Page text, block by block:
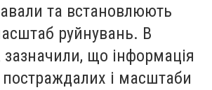
та встановлюють
руйнувань. В
що інформація
постраждалих і масштаби